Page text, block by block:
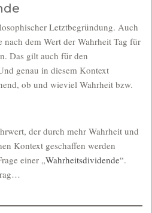
Letztbegründung. Auch
dem Wert der Wahrheit Tag für
Das gilt auch für den
genau in diesem Kontext
ob und wieviel Wahrheit bzw.
der durch mehr Wahrheit und
Kontext geschaffen werden
einer „Wahrheitsdividende“.